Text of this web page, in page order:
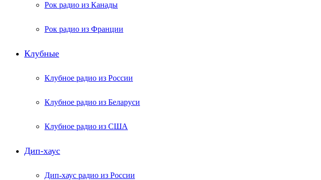
Рок радио из Канады
Рок радио из Франции
Клубные
Клубное радио из России
Клубное радио из Беларуси
Клубное радио из США
Дип-хаус
Дип-хаус радио из России